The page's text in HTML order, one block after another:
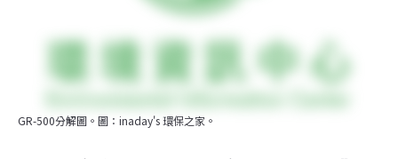
GR-500分解圖。圖：inaday's 環保之家。